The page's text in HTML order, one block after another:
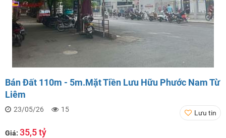
Bán Đất 110m - 5m.Mặt Tiền Lưu Hữu Phước Nam Từ
Liêm
23/05/26 15 Lưu tin
Giá: 35,5 tỷ